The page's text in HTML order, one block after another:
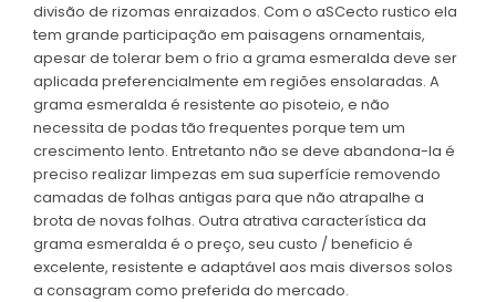
divisão de rizomas enraizados. Com o aSCecto rustico ela
tem grande participação em paisagens ornamentais,
apesar de tolerar bem o frio a grama esmeralda deve ser
aplicada preferencialmente em regiões ensolaradas. A
grama esmeralda é resistente ao pisoteio, e não
necessita de podas tão frequentes porque tem um
crescimento lento. Entretanto não se deve abandona-la é
preciso realizar limpezas em sua superfície removendo
camadas de folhas antigas para que não atrapalhe a
brota de novas folhas. Outra atrativa característica da
grama esmeralda é o preço, seu custo / beneficio é
excelente, resistente e adaptável aos mais diversos solos
a consagram como preferida do mercado.